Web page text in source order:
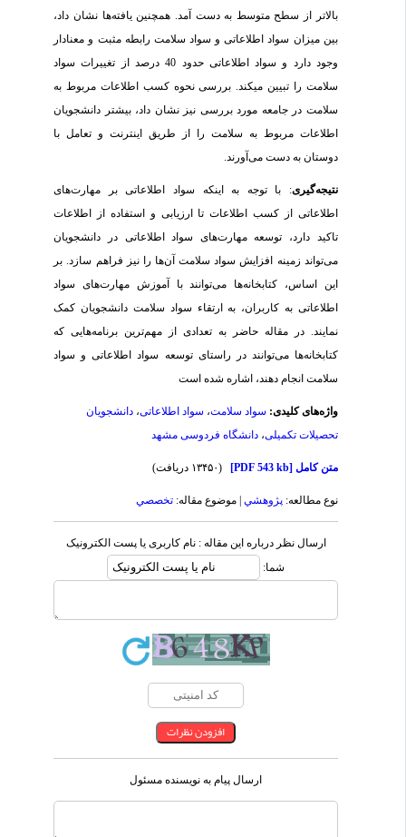
بالاتر از سطح متوسط به دست آمد. همچنین یافته‌ها نشان داد،
بین میزان سواد اطلاعاتی و سواد سلامت رابطه مثبت و معنادار
وجود دارد و سواد اطلاعاتی حدود 40 درصد از تغییرات سواد
سلامت را تبیین می­کند. بررسی نحوه کسب اطلاعات مربوط به
سلامت در جامعه مورد بررسی نیز نشان داد، بیشتر دانشجویان
اطلاعات مربوط به سلامت را از طریق اینترنت و تعامل با
دوستان به دست می‌آورند.
نتیجه‌گیری: با توجه به اینکه سواد اطلاعاتی بر مهارت‌های
اطلاعاتی از کسب اطلاعات تا ارزیابی و استفاده از اطلاعات
تاکید دارد، توسعه مهارت‌های سواد اطلاعاتی در دانشجویان
می‌تواند زمینه افزایش سواد سلامت آن‌ها را نیز فراهم سازد. بر
این اساس، کتابخانه‌ها می‌توانند با آموزش مهارت‌های سواد
اطلاعاتی به کاربران، به ارتقاء سواد سلامت دانشجویان کمک
نمایند. در مقاله حاضر به تعدادی از مهم‌ترین برنامه‌هایی که
کتابخانه‌ها می‌توانند در راستای توسعه سواد اطلاعاتی و سواد
سلامت انجام دهند، اشاره شده است
واژه‌های کلیدی:سواد سلامت،سواد اطلاعاتی، دانشجویان
تحصیلات تکمیلی، دانشگاه فردوسی مشهد
متن کامل[PDF 543 kb] (۱۳۴۵۰ دریافت)
نوع مطالعه:پژوهشي| موضوع مقاله:تخصصي
ارسال نظر درباره این مقاله : نام کاربری یا پست الکترونیک
شما:
ارسال پیام به نویسنده مسئول